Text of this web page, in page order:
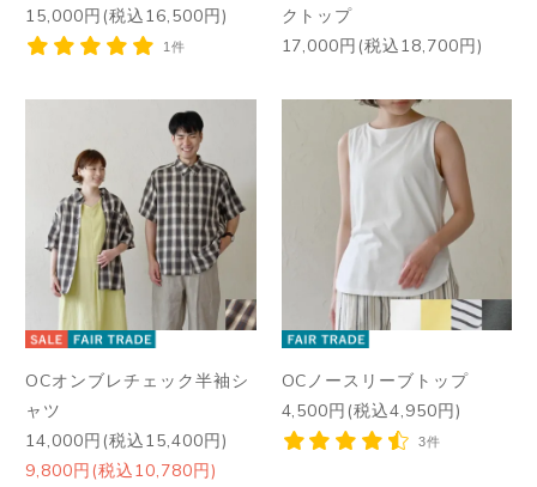
15,000円(税込16,500円)
1件
クトップ
17,000円(税込18,700円)
OCオンブレチェック半袖シ
ャツ
14,000円(税込15,400円)
9,800円(税込10,780円)
OCノースリーブトップ
4,500円(税込4,950円)
3件